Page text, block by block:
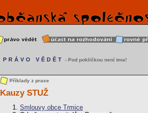
PRÁVO VĚDĚT - Pod pokličkou není tma!
Příklady z praxe
Kauzy STUŽ
Smlouvy obce Trmice